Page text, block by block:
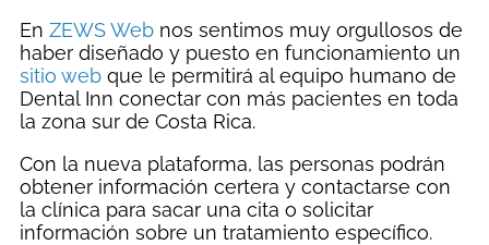
En ZEWS Web nos sentimos muy orgullosos de
haber diseñado y puesto en funcionamiento un
sitio web que le permitirá al equipo humano de
Dental Inn conectar con más pacientes en toda
la zona sur de Costa Rica.
Con la nueva plataforma, las personas podrán
obtener información certera y contactarse con
la clínica para sacar una cita o solicitar
información sobre un tratamiento específico.